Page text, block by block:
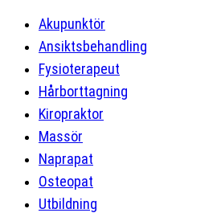
Akupunktör
Ansiktsbehandling
Fysioterapeut
Hårborttagning
Kiropraktor
Massör
Naprapat
Osteopat
Utbildning